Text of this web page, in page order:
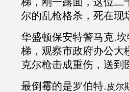
尔的乱枪格杀，死在现
华盛顿保安特警马克.
梯，观察市政府办公大
克尔枪击成重伤，送到
最倒霉的是罗伯特. 皮尔